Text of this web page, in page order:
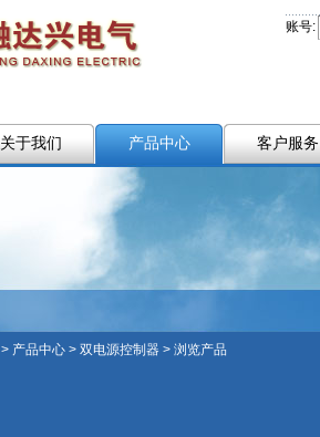
账号:
关于我们 产品中心 客户服务
> 产品中心 > 双电源控制器 > 浏览产品